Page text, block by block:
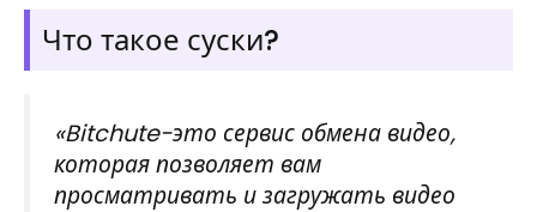
Что такое суски?
«Bitchute-это сервис обмена видео,
которая позволяет вам
просматривать и загружать видео